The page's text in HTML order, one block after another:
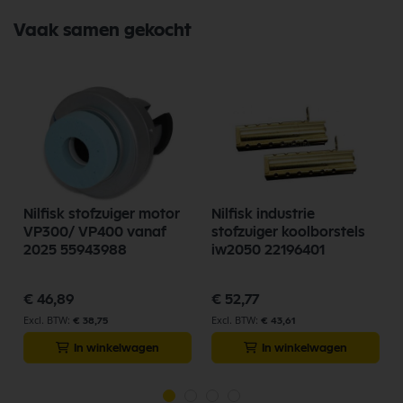
Vaak samen gekocht
Nilfisk stofzuiger motor
VP300/ VP400 vanaf
2025 55943988
€ 46,89
€ 38,75
In winkelwagen
Nilfisk industrie
stofzuiger koolborstels
iw2050 22196401
€ 52,77
€ 43,61
In winkelwagen